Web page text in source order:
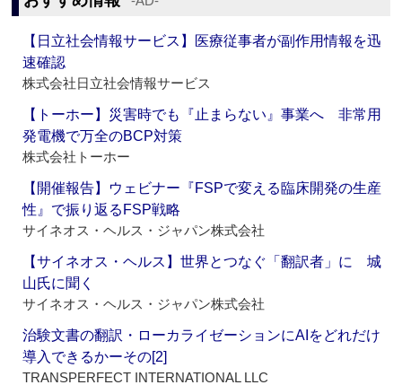
【日立社会情報サービス】医療従事者が副作用情報を迅
速確認
株式会社日立社会情報サービス
【トーホー】災害時でも『止まらない』事業へ 非常用
発電機で万全のBCP対策
株式会社トーホー
【開催報告】ウェビナー『FSPで変える臨床開発の生産
性』で振り返るFSP戦略
サイネオス・ヘルス・ジャパン株式会社
【サイネオス・ヘルス】世界とつなぐ「翻訳者」に 城
山氏に聞く
サイネオス・ヘルス・ジャパン株式会社
治験文書の翻訳・ローカライゼーションにAIをどれだけ
導入できるかーその[2]
TRANSPERFECT INTERNATIONAL LLC